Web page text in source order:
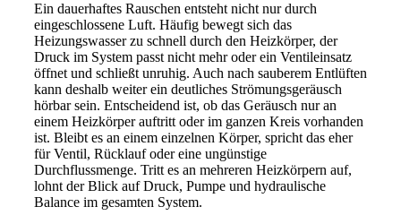
Ein dauerhaftes Rauschen entsteht nicht nur durch
eingeschlossene Luft. Häufig bewegt sich das
Heizungswasser zu schnell durch den Heizkörper, der
Druck im System passt nicht mehr oder ein Ventileinsatz
öffnet und schließt unruhig. Auch nach sauberem Entlüften
kann deshalb weiter ein deutliches Strömungsgeräusch
hörbar sein. Entscheidend ist, ob das Geräusch nur an
einem Heizkörper auftritt oder im ganzen Kreis vorhanden
ist. Bleibt es an einem einzelnen Körper, spricht das eher
für Ventil, Rücklauf oder eine ungünstige
Durchflussmenge. Tritt es an mehreren Heizkörpern auf,
lohnt der Blick auf Druck, Pumpe und hydraulische
Balance im gesamten System.